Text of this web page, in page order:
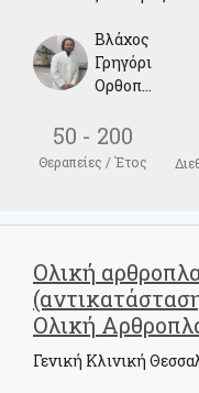
Βλάχος
Γρηγόριος
Ορθοπαιδικός Χειρουργός
50 - 200
Θεραπείες / Έτος
Ολική
Ολική
Γενική Κλινική